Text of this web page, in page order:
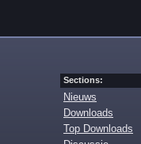
Sections:
Nieuws
Downloads
Top Downloads